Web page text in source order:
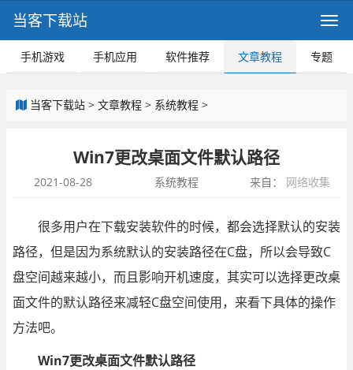
当客下载站
手机游戏 手机应用 软件推荐 文章教程 专题
当客下载站 > 文章教程 > 系统教程 >
Win7更改桌面文件默认路径
2021-08-28 系统教程 来自： 网络收集
很多用户在下载安装软件的时候，都会选择默认的安装
路径，但是因为系统默认的安装路径在C盘，所以会导致C
盘空间越来越小，而且影响开机速度，其实可以选择更改桌
面文件的默认路径来减轻C盘空间使用，来看下具体的操作
方法吧。
Win7更改桌面文件默认路径